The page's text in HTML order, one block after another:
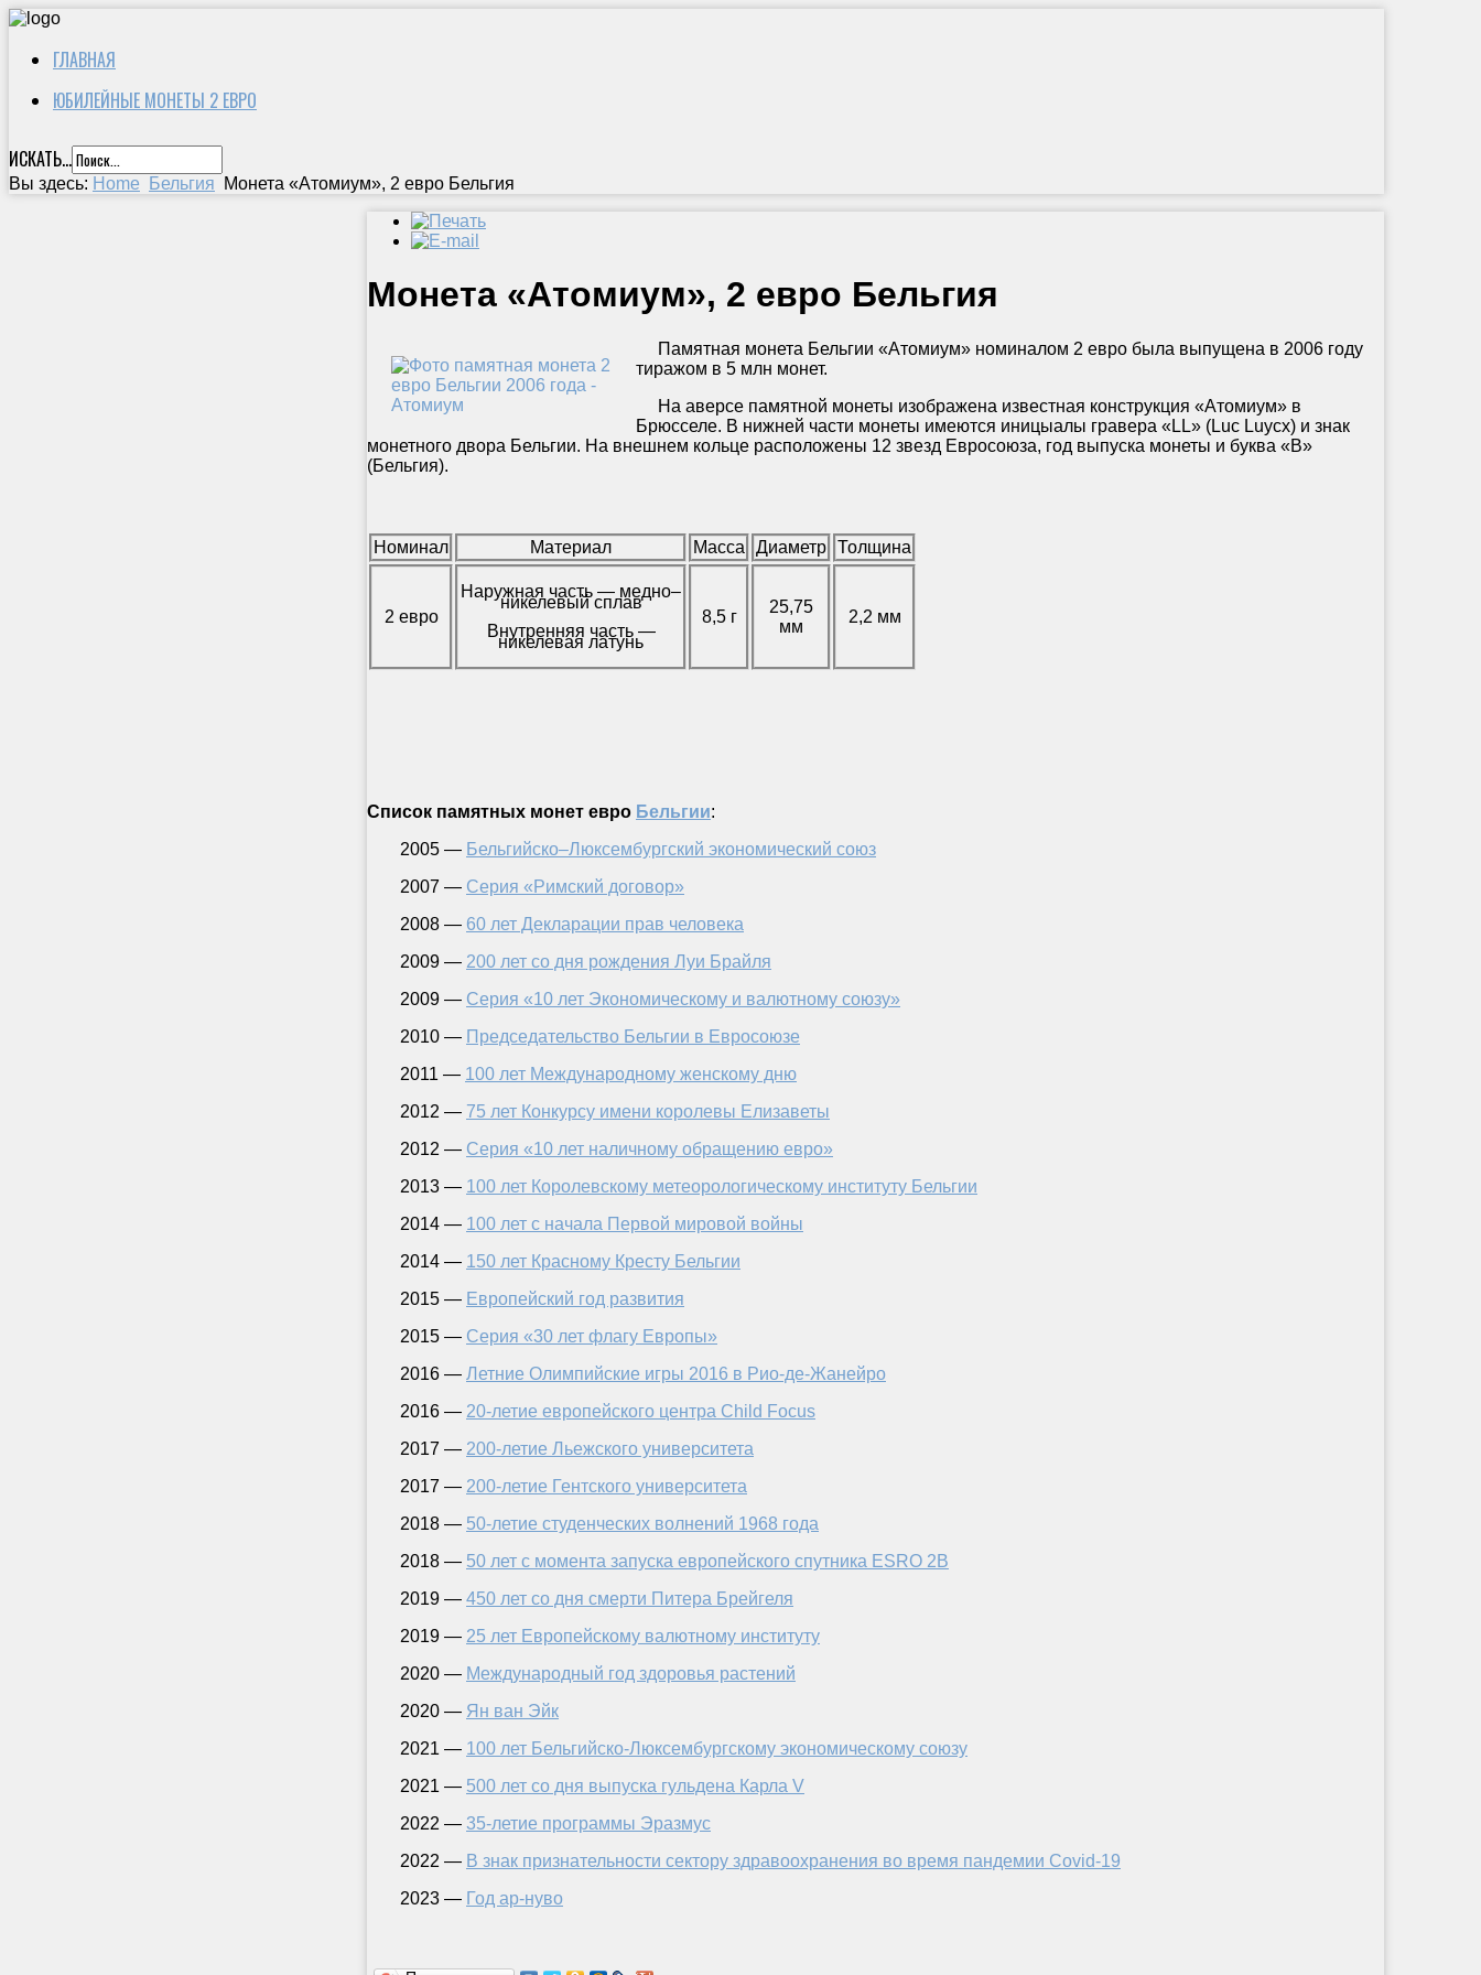
ГЛАВНАЯ
ЮБИЛЕЙНЫЕ МОНЕТЫ 2 ЕВРО
ИСКАТЬ...
Вы здесь: Home Бельгия Монета «Атомиум», 2 евро Бельгия
Монета «Атомиум», 2 евро Бельгия
Памятная монета Бельгии «Атомиум» номиналом 2 евро была выпущена в 2006 году
тиражом в 5 млн монет.
На аверсе памятной монеты изображена известная конструкция «Атомиум» в
Брюсселе. В нижней части монеты имеются иницыалы гравера «LL» (Luc Luycx) и знак
монетного двора Бельгии. На внешнем кольце расположены 12 звезд Евросоюза, год выпуска монеты и буква «B»
(Бельгия).
Номинал Материал Масса Диаметр Толщина
2 евро
Наружная часть — медно–
никелевый сплав
Внутренняя часть —
никелевая латунь
8,5 г
25,75
мм
2,2 мм
Список памятных монет евро Бельгии:
2005 — Бельгийско–Люксембургский экономический союз
2007 — Серия «Римский договор»
2008 — 60 лет Декларации прав человека
2009 — 200 лет со дня рождения Луи Брайля
2009 — Серия «10 лет Экономическому и валютному союзу»
2010 — Председательство Бельгии в Евросоюзе
2011 — 100 лет Международному женскому дню
2012 — 75 лет Конкурсу имени королевы Елизаветы
2012 — Серия «10 лет наличному обращению евро»
2013 — 100 лет Королевскому метеорологическому институту Бельгии
2014 — 100 лет с начала Первой мировой войны
2014 — 150 лет Красному Кресту Бельгии
2015 — Европейский год развития
2015 — Серия «30 лет флагу Европы»
2016 — Летние Олимпийские игры 2016 в Рио-де-Жанейро
2016 — 20-летие европейского центра Child Focus
2017 — 200-летие Льежского университета
2017 — 200-летие Гентского университета
2018 — 50-летие студенческих волнений 1968 года
2018 — 50 лет с момента запуска европейского спутника ESRO 2B
2019 — 450 лет со дня смерти Питера Брейгеля
2019 — 25 лет Европейскому валютному институту
2020 — Международный год здоровья растений
2020 — Ян ван Эйк
2021 — 100 лет Бельгийско-Люксембургскому экономическому союзу
2021 — 500 лет со дня выпуска гульдена Карла V
2022 — 35-летие программы Эразмус
2022 — В знак признательности сектору здравоохранения во время пандемии Covid-19
2023 — Год ар-нуво